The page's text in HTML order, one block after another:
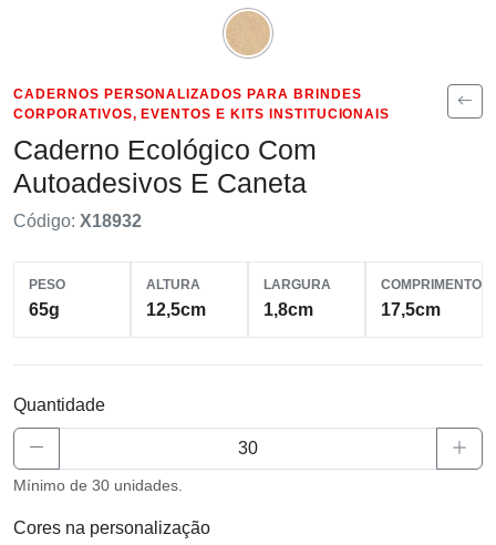
CADERNOS PERSONALIZADOS PARA BRINDES
CORPORATIVOS, EVENTOS E KITS INSTITUCIONAIS
Caderno Ecológico Com
Autoadesivos E Caneta
Código: X18932
PESO
65g
ALTURA
12,5cm
LARGURA
1,8cm
COMPRIMENTO
17,5cm
Quantidade
Mínimo de 30 unidades.
Cores na personalização